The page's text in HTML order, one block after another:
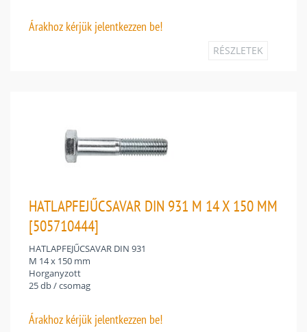
Árakhoz kérjük jelentkezzen be!
RÉSZLETEK
HATLAPFEJŰCSAVAR DIN 931 M 14 X 150 MM
[505710444]
HATLAPFEJŰCSAVAR DIN 931
M 14 x 150 mm
Horganyzott
25 db / csomag
Árakhoz kérjük jelentkezzen be!